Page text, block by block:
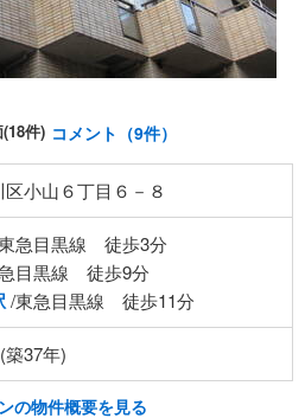
件) コメント（9件）
小山６丁目６－８
急目黒線 徒歩3分
目黒線 徒歩9分
/東急目黒線 徒歩11分
築37年)
の物件概要を見る